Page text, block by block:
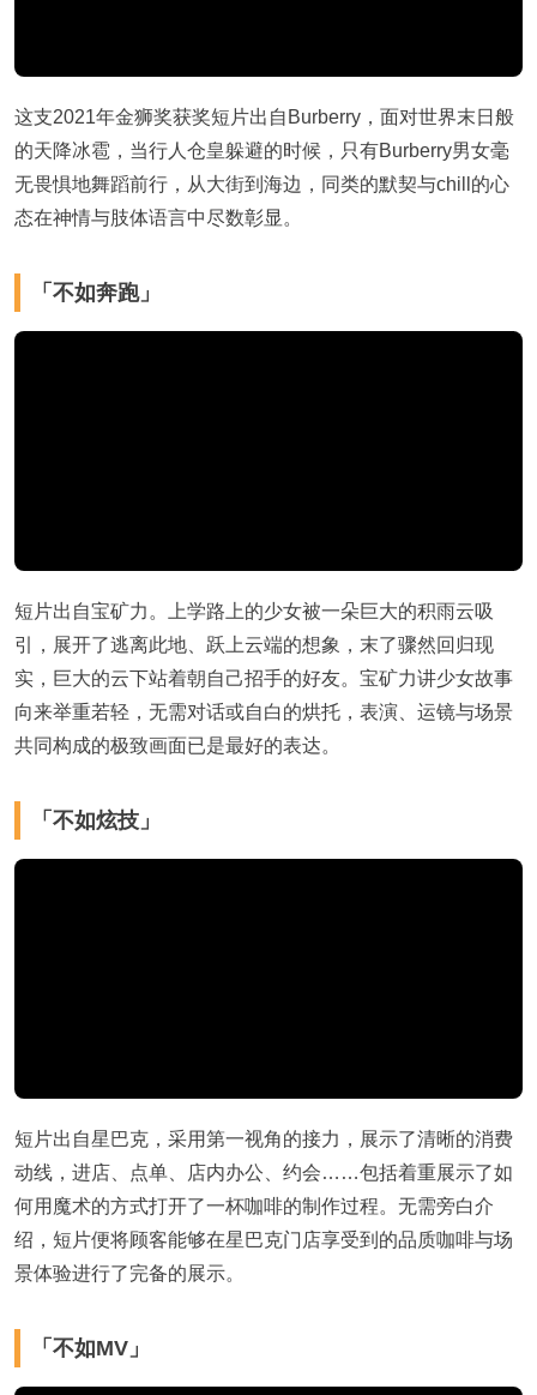
这支2021年金狮奖获奖短片出自Burberry，面对世界末日般
的天降冰雹，当行人仓皇躲避的时候，只有Burberry男女毫
无畏惧地舞蹈前行，从大街到海边，同类的默契与chill的心
态在神情与肢体语言中尽数彰显。
「不如奔跑」
短片出自宝矿力。上学路上的少女被一朵巨大的积雨云吸
引，展开了逃离此地、跃上云端的想象，末了骤然回归现
实，巨大的云下站着朝自己招手的好友。宝矿力讲少女故事
向来举重若轻，无需对话或自白的烘托，表演、运镜与场景
共同构成的极致画面已是最好的表达。
「不如炫技」
短片出自星巴克，采用第一视角的接力，展示了清晰的消费
动线，进店、点单、店内办公、约会……包括着重展示了如
何用魔术的方式打开了一杯咖啡的制作过程。无需旁白介
绍，短片便将顾客能够在星巴克门店享受到的品质咖啡与场
景体验进行了完备的展示。
「不如MV」